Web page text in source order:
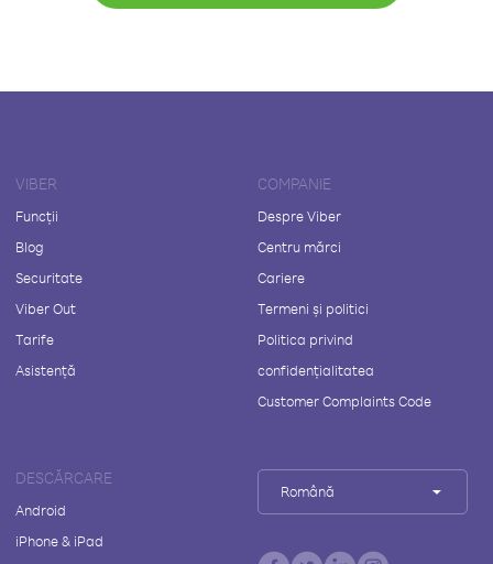
VIBER
Funcții
Blog
Securitate
Viber Out
Tarife
Asistență
COMPANIE
Despre Viber
Centru mărci
Cariere
Termeni și politici
Politica privind
confidențialitatea
Customer Complaints Code
DESCĂRCARE
Android
iPhone & iPad
Română